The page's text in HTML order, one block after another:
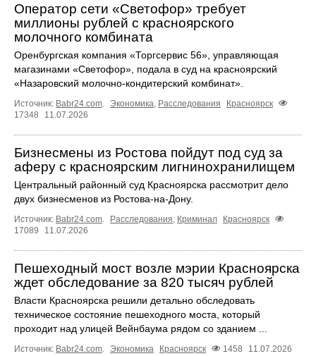
Оператор сети «Светофор» требует
миллионы рублей с красноярского
молочного комбината
Оренбургская компания «Торгсервис 56», управляющая
магазинами «Светофор», подала в суд на красноярский
«Назаровский молочно-кондитерский комбинат».
Источник: Babr24.com. Экономика, Расследования
Красноярск
17348
11.07.2026
Бизнесмены из Ростова пойдут под суд за
аферу с красноярским лигнинохранилищем
Центральный районный суд Красноярска рассмотрит дело
двух бизнесменов из Ростова-на-Дону.
Источник: Babr24.com. Расследования, Криминал
Красноярск
17089
11.07.2026
Пешеходный мост возле мэрии Красноярска
ждет обследование за 820 тысяч рублей
Власти Красноярска решили детально обследовать
техническое состояние пешеходного моста, который
проходит над улицей Вейнбаума рядом со зданием ...
Источник: Babr24.com. Экономика Красноярск 1458 11.07.2026